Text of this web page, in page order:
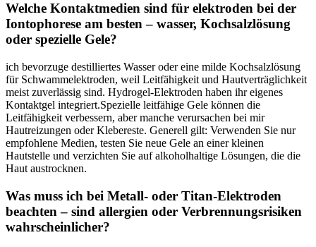
Welche Kontaktmedien sind für elektroden⁢ bei der
Iontophorese am besten – wasser, Kochsalzlösung
‍oder spezielle ⁢Gele?
ich bevorzuge⁢ destilliertes Wasser ⁣oder eine milde Kochsalzlösung
für Schwammelektroden, weil⁣ Leitfähigkeit‍ und Hautverträglichkeit
meist zuverlässig‌ sind. Hydrogel-Elektroden haben ⁤ihr eigenes
Kontaktgel integriert.Spezielle leitfähige Gele können die
Leitfähigkeit⁢ verbessern, aber manche⁣ verursachen ‌bei mir
Hautreizungen oder Klebereste. Generell gilt: Verwenden Sie nur ​
empfohlene Medien, testen Sie neue⁣ Gele an einer kleinen
Hautstelle und verzichten ‌Sie auf alkoholhaltige Lösungen, die die
Haut austrocknen.
Was muss ich ‍bei ‍Metall- oder⁤ Titan-Elektroden
beachten – sind ⁤allergien​ oder Verbrennungsrisiken
wahrscheinlicher?